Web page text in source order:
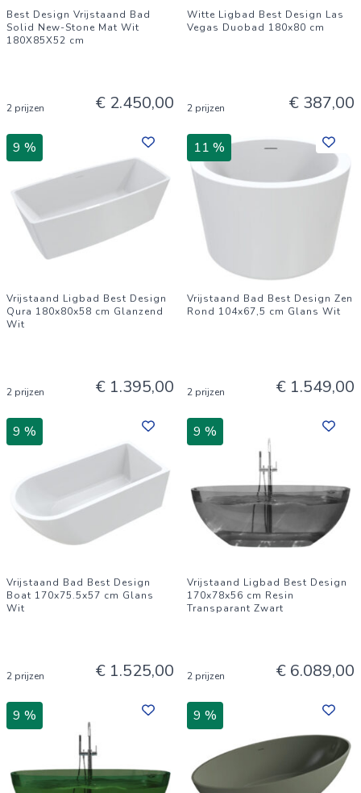
Best Design Vrijstaand Bad
Solid New-Stone Mat Wit
180X85X52 cm
2 prijzen € 2.450,00
Witte Ligbad Best Design Las
Vegas Duobad 180x80 cm
2 prijzen € 387,00
9 %
Vrijstaand Ligbad Best Design
Qura 180x80x58 cm Glanzend
Wit
2 prijzen € 1.395,00
11 %
Vrijstaand Bad Best Design Zen
Rond 104x67,5 cm Glans Wit
2 prijzen € 1.549,00
9 %
Vrijstaand Bad Best Design
Boat 170x75.5x57 cm Glans
Wit
2 prijzen € 1.525,00
9 %
Vrijstaand Ligbad Best Design
170x78x56 cm Resin
Transparant Zwart
2 prijzen € 6.089,00
9 % 9 %